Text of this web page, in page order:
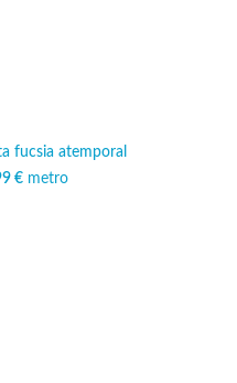
fucsia atemporal
precio original era:
€ El precio actual es:
metro